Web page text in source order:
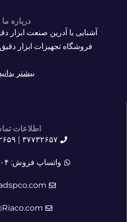
درباره ما
فروشگاه تجهیزات ابزار
بیشتر
اطلاعات
۳۷۷۳۲۶۵۷ | ۰۷۱-۳۷۷۳۲۶۵۹
واتساپ فروش: ۰۹۳۰۸۱۳۷۴۰۴